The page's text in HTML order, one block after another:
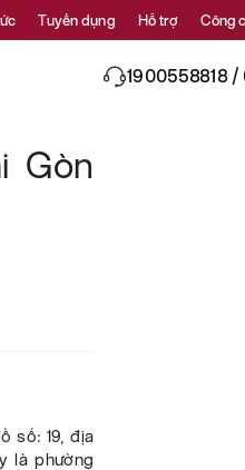
Tuyển dụng Hỗ trợ Công
1900558818
Gòn
số: 19, địa
là phường